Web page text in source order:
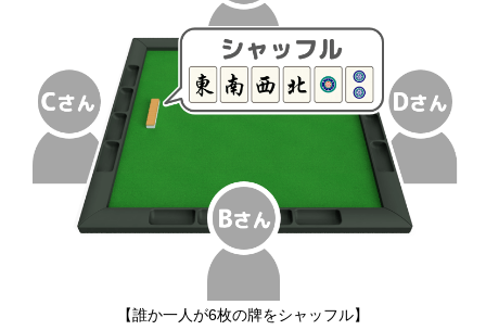
【誰か一人が6枚の牌をシャッフル】